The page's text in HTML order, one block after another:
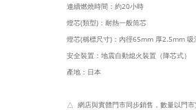
連續燃燒時間：約20小時
燈芯(類型)：耐熱一般筒芯
燈芯(稱標尺寸)：內徑65mm 厚2.5mm 吸
安全裝置：地震自動熄火裝置（降芯式）
產地：日本
△ 網店與實體門市同步銷售，數量以門市